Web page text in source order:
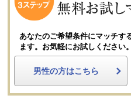
あなたのご希望条件にマッチす
ます。
お気軽にお試しください。
男性の方はこちら